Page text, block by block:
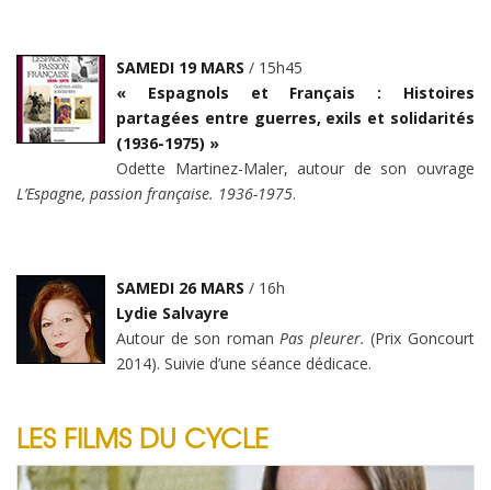
SAMEDI 19 MARS / 15h45
« Espagnols et Français : Histoires
partagées entre guerres, exils et solidarités
(1936-1975) »
Odette Martinez-Maler, autour de son ouvrage
L’Espagne, passion française. 1936-1975.
SAMEDI 26 MARS / 16h
Lydie Salvayre
Autour de son romanPas pleurer. (Prix Goncourt
2014). Suivie d’une séance dédicace.
LES FILMS DU CYCLE